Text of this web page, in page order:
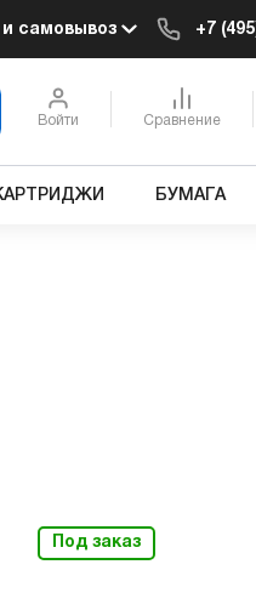
самовывоз +7
Войти Сравнение
БУМАГА
Под заказ